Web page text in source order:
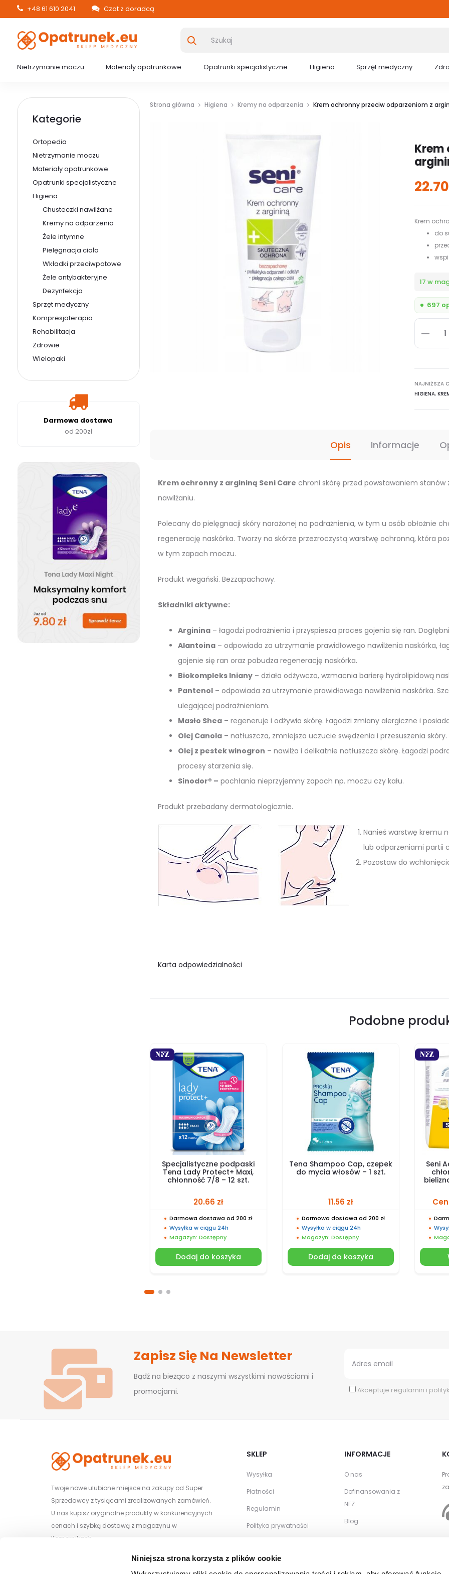
Niniejsza strona korzysta z plików cookie
+48 61 610 2041 Czat z doradcą
Nietrzymanie moczu Materiały opatrunkowe Opatrunki specjalistyczne Higiena Sprzęt medyczny
Strona główna Higiena Kremy na odparzenia Krem ochronny przeciw odparzeniom z
Krem
Krem
do
17 w
697
Care
ml.
NAJNIŻSZA
HIGIENA,
Opis Informacje
Krem ochronny z argininą Seni Care chroni skórę przed powstawaniem
nawilżaniu.
Polecany do pielęgnacji skóry narażonej na podrażnienia, w tym u osób obłożnie
regenerację naskórka. Tworzy na skórze przezroczystą warstwę ochronną, która
w tym zapach moczu.
Produkt wegański. Bezzapachowy.
Składniki aktywne:
Arginina– łagodzi podrażnienia i przyspiesza proces gojenia się ran.
Alantoina– odpowiada za utrzymanie prawidłowego nawilżenia naskórka,
gojenie się ran oraz pobudza regenerację naskórka.
Biokompleks lniany– działa odżywczo, wzmacnia barierę hydrolipidową
Pantenol– odpowiada za utrzymanie prawidłowego nawilżenia naskórka.
ulegającej podrażnieniom.
Masło Shea– regeneruje i odżywia skórę. Łagodzi zmiany alergiczne i
Olej Canola– natłuszcza, zmniejsza uczucie swędzenia i przesuszenia skóry.
Olej z pestek winogron – nawilża i delikatnie natłuszcza skórę. Łagodzi
procesy starzenia się.
Sinodor® – pochłania nieprzyjemny zapach np. moczu czy kału.
Produkt przebadany dermatologicznie.
Nanieś warstwę kremu
lub odparzeniami partii
Pozostaw do
Karta odpowiedzialności
Podobne
Specjalistyczne podpaski
Tena Lady Protect+ Maxi,
chłonność 7/8 – 12 szt.
20.66 zł
Darmowa dostawa od 200 zł
Wysyłka w ciągu 24h
Magazyn: Dostępny
Dodaj do koszyka
Tena Shampoo Cap, czepek
do mycia włosów – 1 szt.
11.56 zł
Darmowa dostawa od 200 zł
Wysyłka w ciągu 24h
Magazyn: Dostępny
Dodaj do koszyka
Seni
Kategorie
Ortopedia
Nietrzymanie moczu
Materiały opatrunkowe
Opatrunki specjalistyczne
Higiena
Chusteczki nawilżane
Kremy na odparzenia
Żele intymne
Pielęgnacja ciała
Wkładki przeciwpotowe
Żele antybakteryjne
Dezynfekcja
Sprzęt medyczny
Kompresjoterapia
Rehabilitacja
Zdrowie
Wielopaki
Darmowa dostawa
od 200zł
Zapisz Się Na Newsletter
Bądź na bieżąco z naszymi wszystkimi nowościami i
promocjami.
Akceptuje regulamin i
Twoje nowe ulubione miejsce na zakupy od Super
Sprzedawcy z tysiącami zrealizowanych zamówień.
U nas kupisz oryginalne produkty w konkurencyjnych
cenach i szybką dostawą z magazynu w
Komornikach.
Wiśniowa 29/1, 62-052 Komorniki
SKLEP
Wysyłka
Płatności
Regulamin
Polityka prywatności
Kontakt
INFORMACJE
O nas
Dofinansowania z
NFZ
Blog